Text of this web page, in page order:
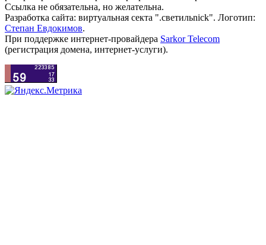
Ссылка не обязательна, но желательна.
Разработка сайта: виртуальная секта ".светильnick". Логотип:
Степан Евдокимов.
При поддержке интернет-провайдера Sarkor Telecom
(регистрация домена, интернет-услуги).